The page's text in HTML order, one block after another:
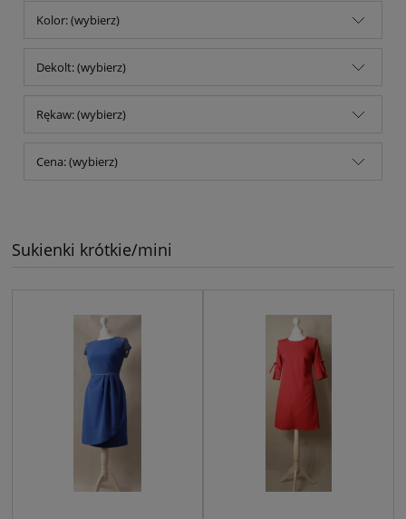
Kolor: (wybierz)
Dekolt: (wybierz)
Rękaw: (wybierz)
Cena: (wybierz)
Sukienki krótkie/mini